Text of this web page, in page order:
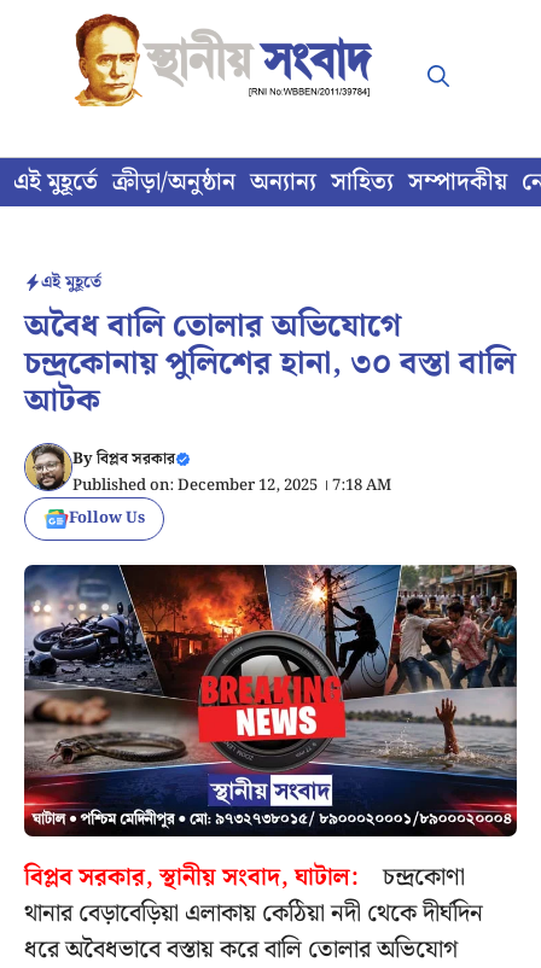
content
এই মুহূর্তে ক্রীড়া/অনুষ্ঠান অন্যান্য সাহিত্য সম্পাদকীয়
এই মুহূর্তে
অবৈধ বালি তোলার অভিযোগে
চন্দ্রকোনায় পুলিশের হানা, ৩০ বস্তা বালি
আটক
Byবিপ্লব সরকার
Published on: December 12, 2025 । 7:18 AM
Follow Us
বিপ্লব সরকার, স্থানীয় সংবাদ, ঘাটাল:
চন্দ্রকোণা
থানার বেড়াবেড়িয়া এলাকায় কেঠিয়া নদী থেকে দীর্ঘদিন
ধরে অবৈধভাবে বস্তায় করে বালি তোলার অভিযোগ